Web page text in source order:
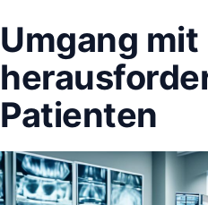
Umgang mit
Patienten